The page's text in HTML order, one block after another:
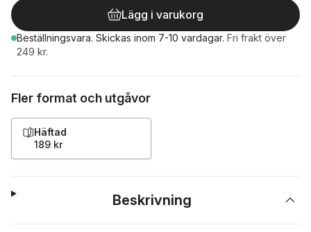
Lägg i varukorg
Beställningsvara. Skickas inom 7-10 vardagar. Fri frakt över
249 kr.
Fler format och utgåvor
Häftad
189 kr
Beskrivning